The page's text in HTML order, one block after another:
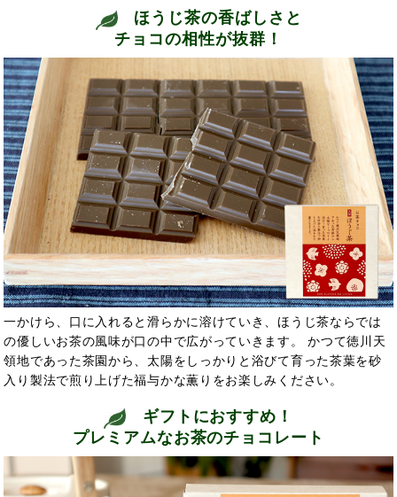
ほうじ茶の香ばしさと
チョコの相性が抜群！
一かけら、口に入れると滑らかに溶けていき、ほうじ茶ならでは
の優しいお茶の風味が口の中で広がっていきます。 かつて徳川天
領地であった茶園から、太陽をしっかりと浴びて育った茶葉を砂
入り製法で煎り上げた福与かな薫りをお楽しみください。
ギフトにおすすめ！
プレミアムなお茶のチョコレート